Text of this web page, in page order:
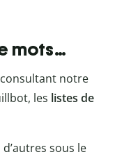
mots…
notre
les listes de
sous le